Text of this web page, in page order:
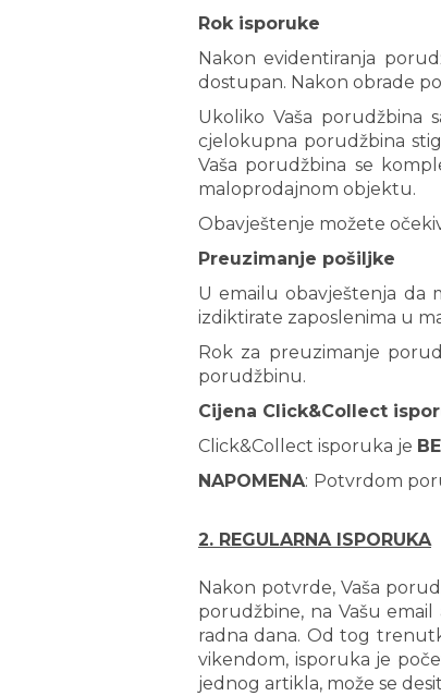
Rok isporuke
Nakon evidentiranja
dostupan. Nakon obrade
Ukoliko Vaša porudžbina
cjelokupna porudžbina
Vaša porudžbina se
maloprodajnom objektu.
Obavještenje možete
Preuzimanje pošiljke
U emailu obavještenja da
izdiktirate zaposlenima u
Rok za preuzimanje
porudžbinu.
Cijena Click&Collect
Click&Collect isporuka je
NAPOMENA: Potvrdom
2. REGULARNA ISPORUKA
Nakon potvrde, Vaša
porudžbine, na Vašu
radna dana. Od tog
vikendom, isporuka je
jednog artikla, može se